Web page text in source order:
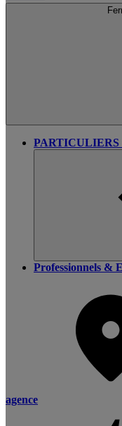
PARTICULIERS
Professionnels &
agence